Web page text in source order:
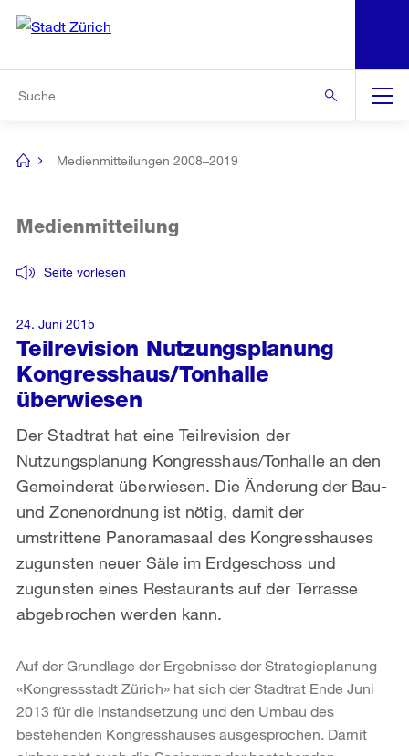
Navigation
[no
Medienmitteilungen 2008–2019
Teilrevision Nutzungsplanung
Kongresshaus/Tonhalle
überwiesen
Seite vorlesen
Medienmitteilung
Der Stadtrat hat eine Teilrevision der
Nutzungsplanung Kongresshaus/Tonhalle an den
Gemeinderat überwiesen. Die Änderung der Bau-
und Zonenordnung ist nötig, damit der
umstrittene Panoramasaal des Kongresshauses
zugunsten neuer Säle im Erdgeschoss und
zugunsten eines Restaurants auf der Terrasse
abgebrochen werden kann.
24. Juni 2015
Auf der Grundlage der Ergebnisse der Strategieplanung
«Kongressstadt Zürich» hat sich der Stadtrat Ende Juni
2013 für die Instandsetzung und den Umbau des
bestehenden Kongresshauses ausgesprochen. Damit